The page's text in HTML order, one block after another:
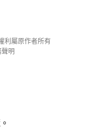
利屬原作者所有
聲明